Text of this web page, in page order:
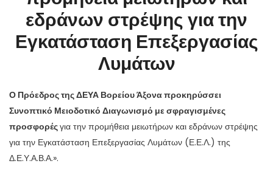
εδράνων στρέψης για την
Εγκατάσταση Επεξεργασίας
Λυμάτων
Ο Πρόεδρος της ΔΕΥΑ Βορείου Άξονα προκηρύσσει
Συνοπτικό Μειοδοτικό Διαγωνισμό με σφραγισμένες
προσφορέςγια την προμήθεια μειωτήρων και εδράνων στρέψης
για την Εγκατάσταση Επεξεργασίας Λυμάτων (Ε.Ε.Λ.) της
Δ.Ε.Υ.Α.Β.Α.».